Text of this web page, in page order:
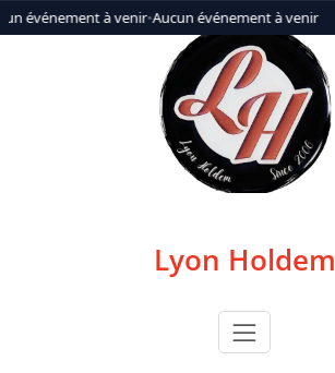
événement à venir•Aucun événement à venir
Aller
au
Lyon Holdem